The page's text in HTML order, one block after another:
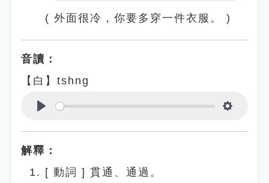
( 外面很冷，你要多穿一件衣服。 )
音讀：
【白】tshng
解釋：
[ 動詞 ] 貫通、通過。